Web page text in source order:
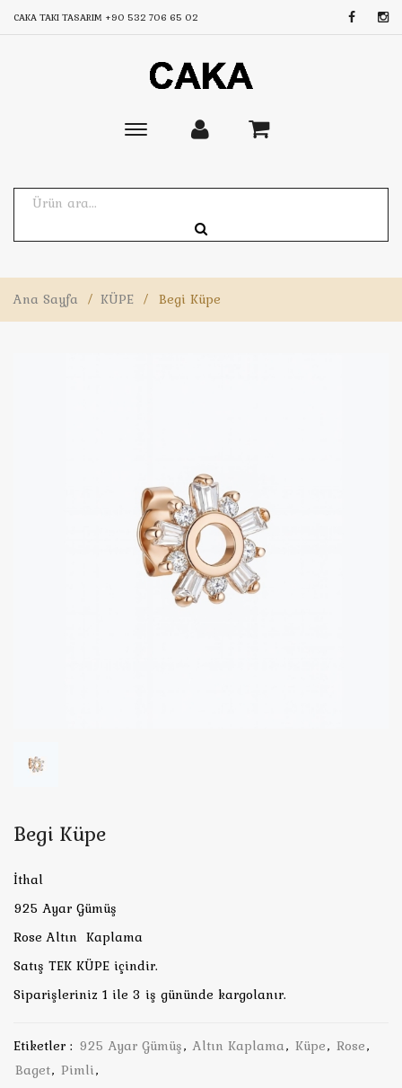
CAKA TAKI TASARIM +90 532 706 65 02
Toggle
Ana Sayfa / KÜPE / Begi Küpe
Begi Küpe
İthal
925 Ayar Gümüş
Rose Altın Kaplama
Satış TEK KÜPE içindir.
Siparişleriniz 1 ile 3 iş gününde kargolanır.
Etiketler : 925 Ayar Gümüş, Altın Kaplama, Küpe, Rose,
Baget, Pimli,